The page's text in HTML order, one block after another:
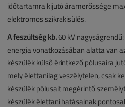
időtartamra kijutó áramerőssége
elektromos szikrakisülés.
A feszültség kb.60 kV
energia vonatkozásában alatta van
készülék külső érintkező pólusaira
mely élettanilag veszélytelen, csak
készülék pólusait megérintő
készülék élettani hatásainak